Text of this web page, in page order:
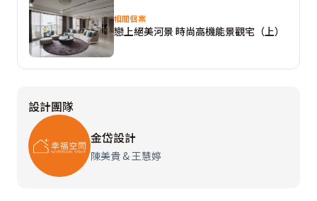
相關個案
戀上絕美河景 時尚高機能景觀宅（上）
設計團隊
金岱設計
陳美貴 & 王慧婷